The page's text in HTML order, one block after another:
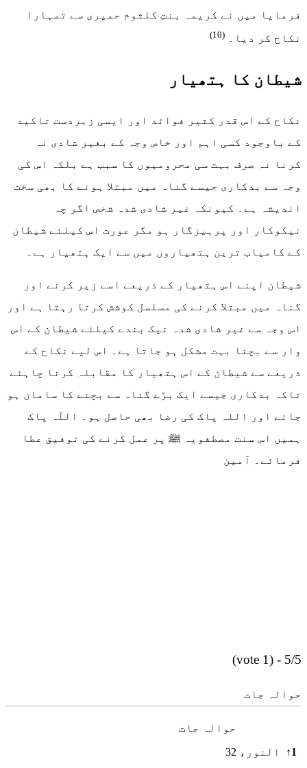
فرمایا میں نے کریمہ بنتِ کلثوم حمیری سے تمہارا
نکاح کر دیا۔ (10)
شیطان کا ہتھیار
نکاح کے اس قدر کثیر فوائد اور ایسی زبردست تاکید
کے باوجود کسی اہم اور خاص وجہ کے بغیر شادی نہ
کرنا نہ صرف بہت سی محرومیوں کا سبب ہے بلکہ اس کی
وجہ سے بدکاری جیسے گناہ میں مبتلا ہونے کا بھی سخت
اندیشہ ہے۔ کیونکہ غیر شادی شدہ شخص اگر چہ
نیکوکار اور پرہیزگار ہو مگر عورت اس کیلئے شیطان
کے کامیاب ترین ہتھیاروں میں سے ایک ہتھیار ہے۔
شیطان اپنے اس ہتھیار کے ذریعے اسے زیر کرنے اور
گناہ میں مبتلا کرنے کی مسلسل کوشش کرتا رہتا ہے اور
اس وجہ سے غیر شادی شدہ نیک بندے کیلئے شیطان کے اس
وار سے بچنا بہت مشکل ہو جاتا ہے۔ اس لیے نکاح کے
ذریعے سے شیطان کے اس ہتھیار کا مقابلہ کرنا چاہئے
تاکہ بدکاری جیسے ایک بڑے گناہ سے بچنے کا سامان ہو
جائے اور اللہ پاک کی رضا بھی حاصل ہو۔ اللّہ پاک
ہمیں اس سنت مصطفویہ ﷺ پر عمل کرنے کی توفیق عطا
فرمائے۔ آمین
5/5 - (1 vote)
حوالہ جات
حوالہ جات
1
↑ النور، 32